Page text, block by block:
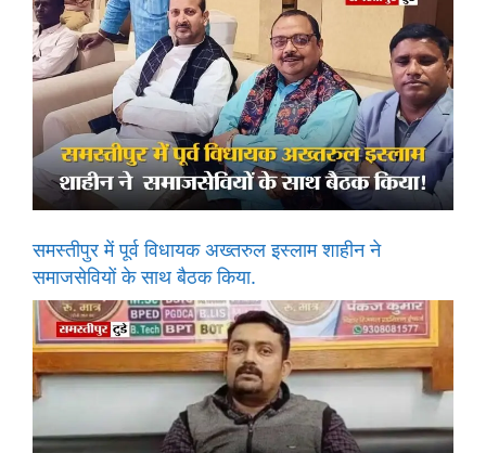
समस्तीपुर में पूर्व विधायक अख्तरुल इस्लाम शाहीन ने
समाजसेवियों के साथ बैठक किया.